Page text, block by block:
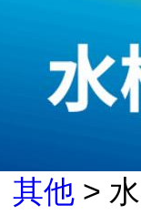
其他 > 水